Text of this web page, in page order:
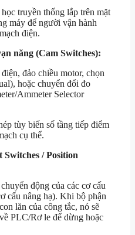
truyền thống lắp trên mặt
máy để người vận hành
điện.
năng (Cam Switches):
đảo chiều motor, chọn
hoặc chuyển đổi đo
Ammeter Selector
tùy biến số tầng tiếp điểm
cụ thể.
/ Position
động của các cơ cấu
cấu nâng hạ). Khi bộ phận
lăn của công tắc, nó sẽ
PLC/Rơ le để dừng hoặc